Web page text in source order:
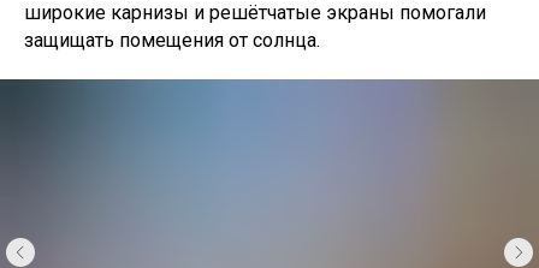
широкие карнизы и решётчатые экраны помогали
защищать помещения от солнца.